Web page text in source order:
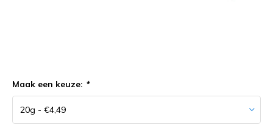
Maak een keuze: *